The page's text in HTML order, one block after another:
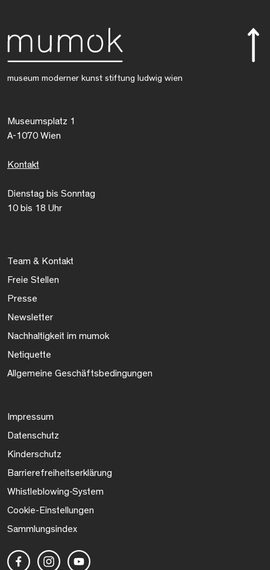
museum moderner kunst stiftung ludwig wien
Museumsplatz 1
A-1070 Wien
Kontakt
Dienstag bis Sonntag
10 bis 18 Uhr
Team & Kontakt
Freie Stellen
Presse
Newsletter
Nachhaltigkeit im mumok
Netiquette
Allgemeine Geschäftsbedingungen
Impressum
Datenschutz
Kinderschutz
Barrierefreiheitserklärung
Whistleblowing-System
Cookie-Einstellungen
Sammlungsindex